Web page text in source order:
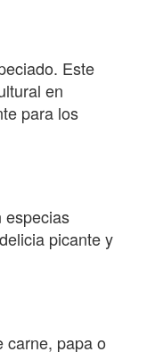
Este
en
para los
especias
picante y
carne, papa o